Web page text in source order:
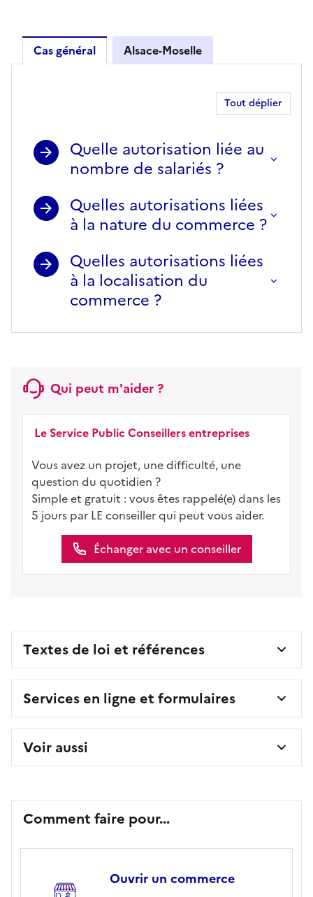
Cas général Alsace-Moselle
Tout déplier
Quelle autorisation liée au
nombre de salariés ?
Quelles autorisations liées
à la nature du commerce ?
Quelles autorisations liées
à la localisation du
commerce ?
Qui peut m'aider ?
Le Service Public Conseillers entreprises
Vous avez un projet, une difficulté, une
question du quotidien ?
Simple et gratuit : vous êtes rappelé(e) dans les
5 jours par LE conseiller qui peut vous aider.
Échanger avec un conseiller
Textes de loi et références
Services en ligne et formulaires
Voir aussi
Comment faire pour...
Ouvrir un commerce